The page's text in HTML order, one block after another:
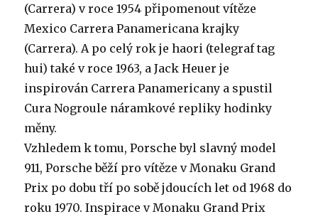
(Carrera) v roce 1954 připomenout vítěze
Mexico Carrera Panamericana krajky
(Carrera). A po celý rok je haori (telegraf tag
hui) také v roce 1963, a Jack Heuer je
inspirován Carrera Panamericany a spustil
Cura Nogroule náramkové repliky hodinky
měny.
Vzhledem k tomu, Porsche byl slavný model
911, Porsche běží pro vítěze v Monaku Grand
Prix po dobu tří po sobě jdoucích let od 1968 do
roku 1970. Inspirace v Monaku Grand Prix